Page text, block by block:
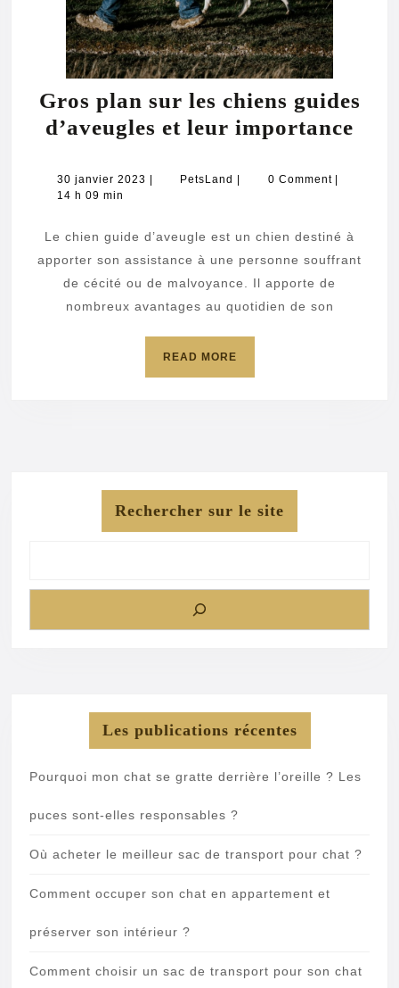
Gros plan sur les chiens guides
d’aveugles et leur importance
30 janvier 2023 30
PetsLand PetsLand0 Comment
14 h 09 min
Le chien guide d’aveugle est un chien destiné à
apporter son assistance à une personne souffrant
de cécité ou de malvoyance. Il apporte de
nombreux avantages au quotidien de son
READ MOREREAD
Rechercher sur le site
Les publications récentes
Pourquoi mon chat se gratte derrière l’oreille ? Les
puces sont-elles responsables ?
Où acheter le meilleur sac de transport pour chat ?
Comment occuper son chat en appartement et
préserver son intérieur ?
Comment choisir un sac de transport pour son chat